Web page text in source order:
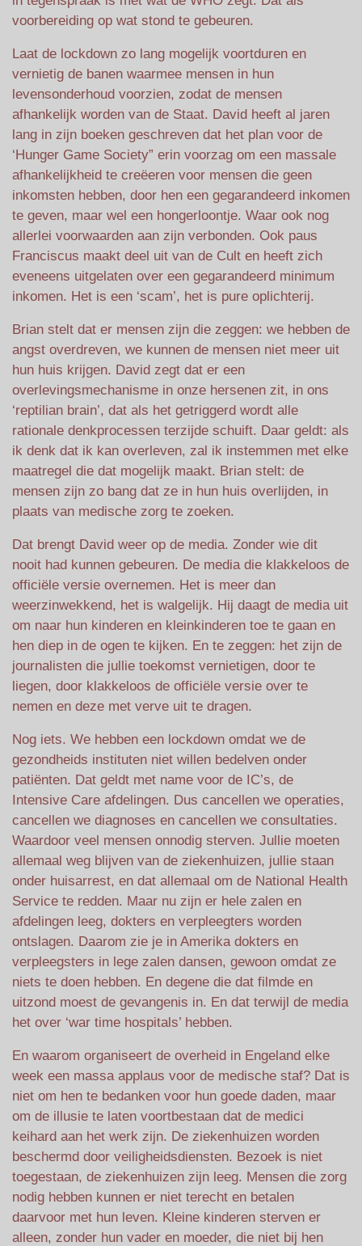
voorbereiding op wat stond te gebeuren.
Laat de lockdown zo lang mogelijk voortduren en
vernietig de banen waarmee mensen in hun
levensonderhoud voorzien, zodat de mensen
afhankelijk worden van de Staat. David heeft al jaren
lang in zijn boeken geschreven dat het plan voor de
‘Hunger Game Society” erin voorzag om een massale
afhankelijkheid te creëeren voor mensen die geen
inkomsten hebben, door hen een gegarandeerd inkomen
te geven, maar wel een hongerloontje. Waar ook nog
allerlei voorwaarden aan zijn verbonden. Ook paus
Franciscus maakt deel uit van de Cult en heeft zich
eveneens uitgelaten over een gegarandeerd minimum
inkomen. Het is een ‘scam’, het is pure oplichterij.
Brian stelt dat er mensen zijn die zeggen: we hebben de
angst overdreven, we kunnen de mensen niet meer uit
hun huis krijgen. David zegt dat er een
overlevingsmechanisme in onze hersenen zit, in ons
‘reptilian brain’, dat als het getriggerd wordt alle
rationale denkprocessen terzijde schuift. Daar geldt: als
ik denk dat ik kan overleven, zal ik instemmen met elke
maatregel die dat mogelijk maakt. Brian stelt: de
mensen zijn zo bang dat ze in hun huis overlijden, in
plaats van medische zorg te zoeken.
Dat brengt David weer op de media. Zonder wie dit
nooit had kunnen gebeuren. De media die klakkeloos de
officiële versie overnemen. Het is meer dan
weerzinwekkend, het is walgelijk. Hij daagt de media uit
om naar hun kinderen en kleinkinderen toe te gaan en
hen diep in de ogen te kijken. En te zeggen: het zijn de
journalisten die jullie toekomst vernietigen, door te
liegen, door klakkeloos de officiële versie over te
nemen en deze met verve uit te dragen.
Nog iets. We hebben een lockdown omdat we de
gezondheids instituten niet willen bedelven onder
patiënten. Dat geldt met name voor de IC’s, de
Intensive Care afdelingen. Dus cancellen we operaties,
cancellen we diagnoses en cancellen we consultaties.
Waardoor veel mensen onnodig sterven. Jullie moeten
allemaal weg blijven van de ziekenhuizen, jullie staan
onder huisarrest, en dat allemaal om de National Health
Service te redden. Maar nu zijn er hele zalen en
afdelingen leeg, dokters en verpleegters worden
ontslagen. Daarom zie je in Amerika dokters en
verpleegsters in lege zalen dansen, gewoon omdat ze
niets te doen hebben. En degene die dat filmde en
uitzond moest de gevangenis in. En dat terwijl de media
het over ‘war time hospitals’ hebben.
En waarom organiseert de overheid in Engeland elke
week een massa applaus voor de medische staf? Dat is
niet om hen te bedanken voor hun goede daden, maar
om de illusie te laten voortbestaan dat de medici
keihard aan het werk zijn. De ziekenhuizen worden
beschermd door veiligheidsdiensten. Bezoek is niet
toegestaan, de ziekenhuizen zijn leeg. Mensen die zorg
nodig hebben kunnen er niet terecht en betalen
daarvoor met hun leven. Kleine kinderen sterven er
alleen, zonder hun vader en moeder, die niet bij hen